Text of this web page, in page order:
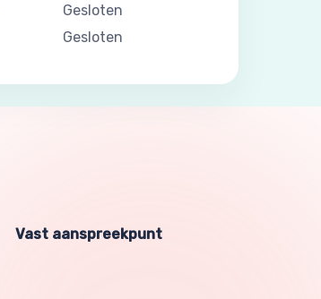
Gesloten
Gesloten
Vast aanspreekpunt